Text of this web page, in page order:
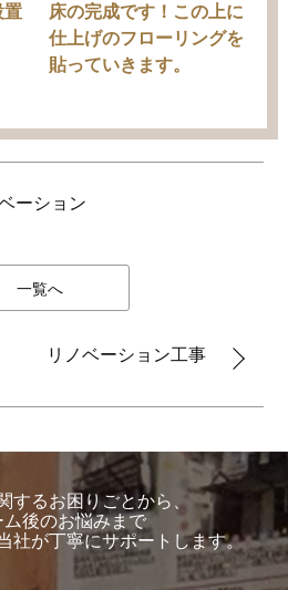
置
床の完成です！この上に
仕上げのフローリングを
貼っていきます。
ーション
一覧へ
リノベーション工事
するお困りごとから、
ム後のお悩みまで
社が丁寧にサポートします。